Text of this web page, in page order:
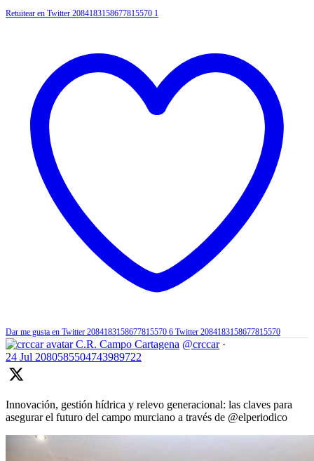
Retuitear en Twitter 2084183158677815570 1
Dar me gusta en Twitter 2084183158677815570 6 Twitter 2084183158677815570
C.R. Campo Cartagena @crccar ·
24 Jul 2080585504743989722
Innovación, gestión hídrica y relevo generacional: las claves para
asegurar el futuro del campo murciano a través de @elperiodico